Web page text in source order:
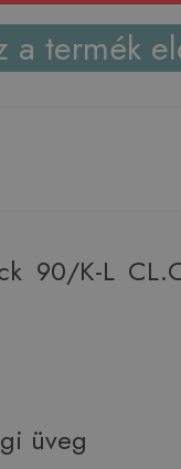
a termék
90/K-L
üveg